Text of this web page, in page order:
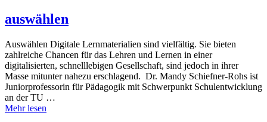
auswählen
Auswählen Digitale Lernmaterialien sind vielfältig. Sie bieten
zahlreiche Chancen für das Lehren und Lernen in einer
digitalisierten, schnelllebigen Gesellschaft, sind jedoch in ihrer
Masse mitunter nahezu erschlagend. Dr. Mandy Schiefner-Rohs ist
Juniorprofessorin für Pädagogik mit Schwerpunkt Schulentwicklung
an der TU …
Mehr lesen